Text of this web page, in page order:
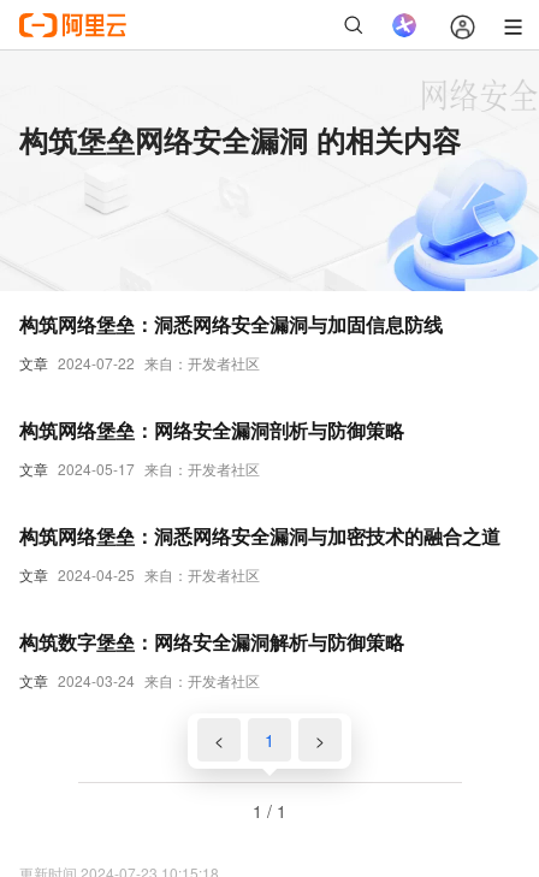
构筑堡垒网络安全漏洞 的相关内容
文章 2024-07-22 来自：开发者社区
构筑网络堡垒：洞悉网络安全漏洞与加固信息防线
文章 2024-05-17 来自：开发者社区
构筑网络堡垒：网络安全漏洞剖析与防御策略
文章 2024-04-25 来自：开发者社区
构筑网络堡垒：洞悉网络安全漏洞与加密技术的融合之道
文章 2024-03-24 来自：开发者社区
构筑数字堡垒：网络安全漏洞解析与防御策略
< 1 >
1 / 1
更新时间 2024-07-23 10:15:18